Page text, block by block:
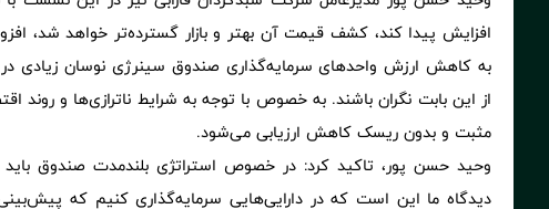
افزایش پیدا کند، کشف قیمت آن بهتر و بازار گسترده‌تر خواهد شد،
به کاهش ارزش واحدهای سرمایه‌گذاری صندوق سینرژی نوسان زیادی در
از این بابت نگران باشند. به خصوص با توجه به شرایط ناترازی‌ها و روند
مثبت و بدون ریسک کاهش ارزیابی می‌شود.
وحید حسن پور، تاکید کرد: در خصوص استراتژی بلندمدت صندوق
دیدگاه ما این است که در دارایی‌هایی سرمایه‌گذاری کنیم که